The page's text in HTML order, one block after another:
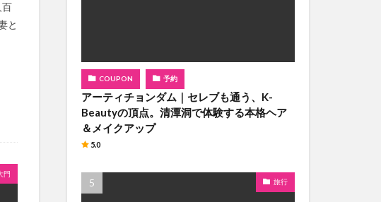
百
と
門
COUPON 予約
アーティチョンダム｜セレブも通う、K-
Beautyの頂点。清潭洞で体験する本格ヘア
＆メイクアップ
5.0
旅行